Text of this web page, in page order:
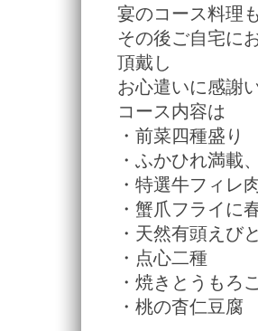
宴のコース料理
その後ご自宅に
頂戴し
お心遣いに感謝
コース内容は
・前菜四種盛り
・ふかひれ満載
・特選牛フィレ
・蟹爪フライに
・天然有頭えび
・点心二種
・焼きとうもろ
・桃の杳仁豆腐